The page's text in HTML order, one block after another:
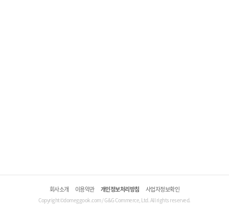
회사소개 이용약관 개인정보처리방침 사업자정보확인
Copyright©domeggook.com / G&G Commerce, Ltd. All rights reserved.